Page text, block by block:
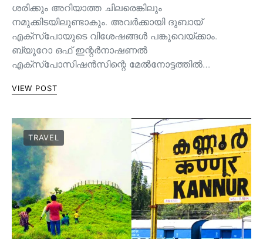
ശരിക്കും അറിയാത്ത ചിലരെങ്കിലും
നമുക്കിടയിലുണ്ടാകും. അവർക്കായി ദുബായ്
എക്സ്പോയുടെ വിശേഷങ്ങൾ പങ്കുവെയ്ക്കാം.
ബ്യൂറോ ഒഫ് ഇന്റർനാഷണൽ
എക്സ്പോസിഷൻസിന്റെ മേൽനോട്ടത്തിൽ…
VIEW POST
TRAVEL